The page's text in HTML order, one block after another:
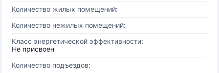
Количество жилых помещений:
Количество нежилых помещений:
Класс энергетической эффективности:
Не присвоен
Количество подъездов: